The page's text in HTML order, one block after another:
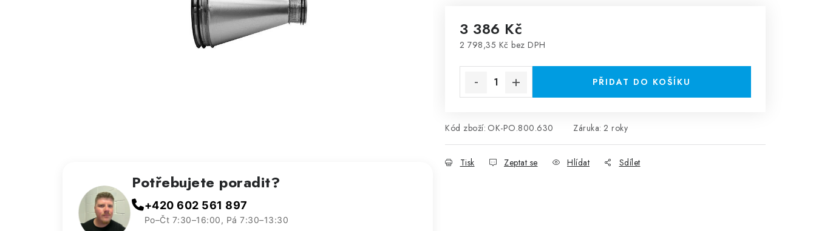
3 386 Kč
2 798,35 Kč bez DPH
PŘIDAT DO KOŠÍKU
Kód zboží: OK-PO.800.630 Záruka: 2 roky
Tisk Zeptat se Hlídat Sdílet
Potřebujete poradit?
+420 602 561 897
Po–Čt 7:30–16:00, Pá 7:30–13:30